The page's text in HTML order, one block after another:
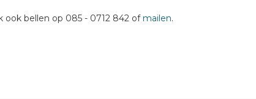
ook bellen op 085 - 0712 842 of mailen.